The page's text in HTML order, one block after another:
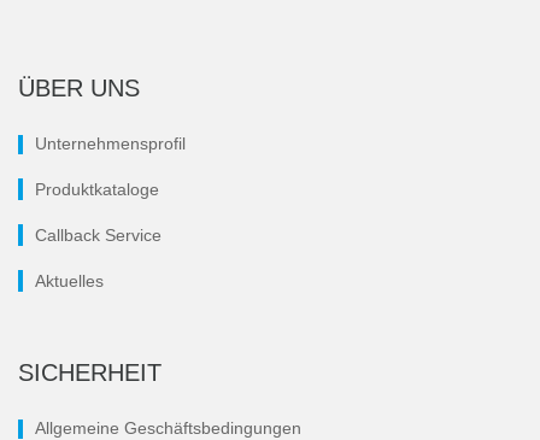
ÜBER UNS
Unternehmensprofil
Produktkataloge
Callback Service
Aktuelles
SICHERHEIT
Allgemeine Geschäftsbedingungen